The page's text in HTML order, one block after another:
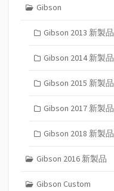
Gibson
Gibson 2013 新製品
Gibson 2014 新製品
Gibson 2015 新製品
Gibson 2017 新製品
Gibson 2018 新製品
Gibson 2016 新製品
Gibson Custom